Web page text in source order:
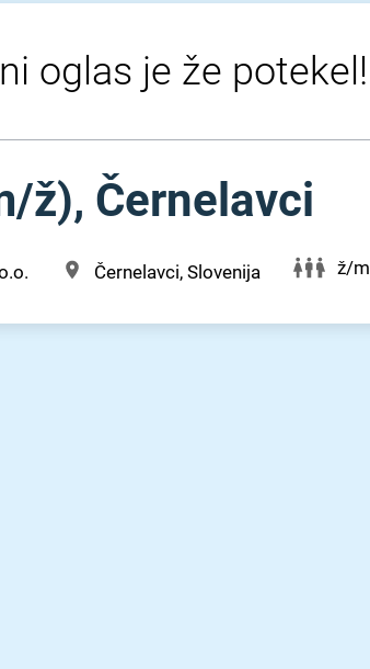
oglas je že potekel!
⁠ž), Černelavci
Černelavci, Slovenija ž/